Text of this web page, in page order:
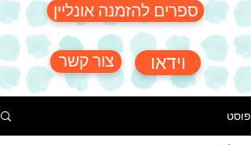
ספרים להזמנה אונליין
צור קשר וידאו
פוסט